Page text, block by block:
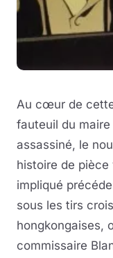
Au cœur de
fauteuil du
assassiné, le
histoire de
impliqué
sous les tirs
hongkongaises,
commissaire